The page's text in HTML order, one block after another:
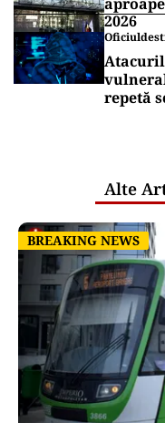
2026
repetă
Alte
BREAKING NEWS
BREAKING NEWS